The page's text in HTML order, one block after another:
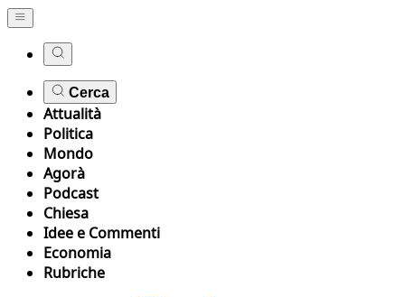
Cerca
Attualità
Politica
Mondo
Agorà
Podcast
Chiesa
Idee e Commenti
Economia
Rubriche